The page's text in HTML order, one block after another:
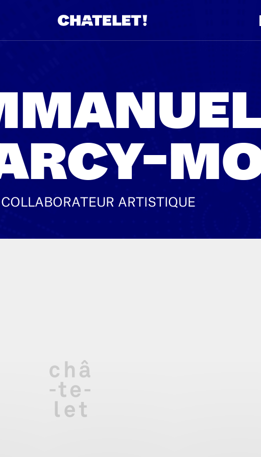
COLLABORATEUR ARTISTIQUE